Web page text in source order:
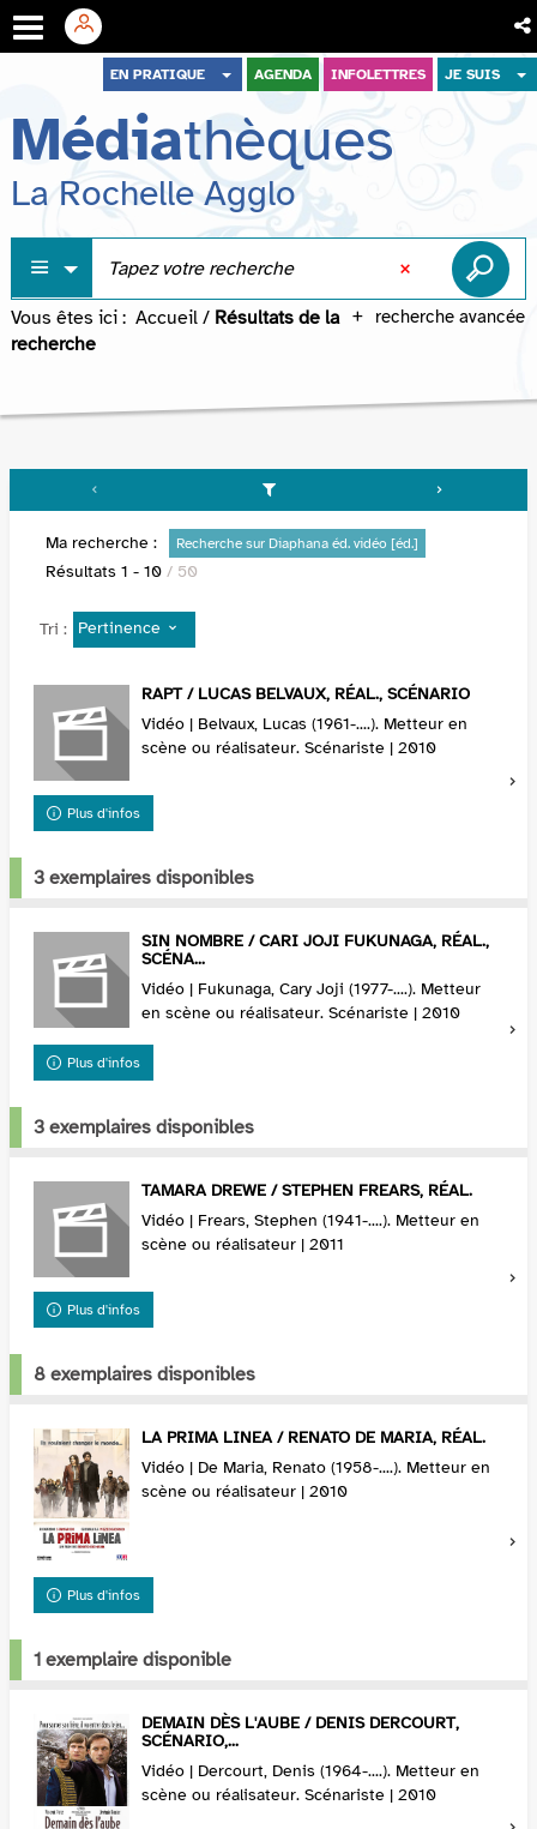
menu
contenu
recherche
EN PRATIQUE AGENDA INFOLETTRES JE SUIS
Médiathèques
La Rochelle Agglo
recherche avancée
Vous êtes ici : Accueil / Résultats de la
recherche
Ma recherche : Recherche sur Diaphana éd. vidéo [éd.]
Résultats 1 - 10 / 50
Tri : Pertinence
RAPT / LUCAS BELVAUX, RÉAL., SCÉNARIO
Vidéo | Belvaux, Lucas (1961-....). Metteur en
scène ou réalisateur. Scénariste | 2010
Plus d'infos
3 exemplaires disponibles
SIN NOMBRE / CARI JOJI FUKUNAGA, RÉAL.,
SCÉNA...
Vidéo | Fukunaga, Cary Joji (1977-....). Metteur
en scène ou réalisateur. Scénariste | 2010
Plus d'infos
3 exemplaires disponibles
TAMARA DREWE / STEPHEN FREARS, RÉAL.
Vidéo | Frears, Stephen (1941-....). Metteur en
scène ou réalisateur | 2011
Plus d'infos
8 exemplaires disponibles
LA PRIMA LINEA / RENATO DE MARIA, RÉAL.
Vidéo | De Maria, Renato (1958-....). Metteur en
scène ou réalisateur | 2010
Plus d'infos
1 exemplaire disponible
DEMAIN DÈS L'AUBE / DENIS DERCOURT,
SCÉNARIO,...
Vidéo | Dercourt, Denis (1964-....). Metteur en
scène ou réalisateur. Scénariste | 2010